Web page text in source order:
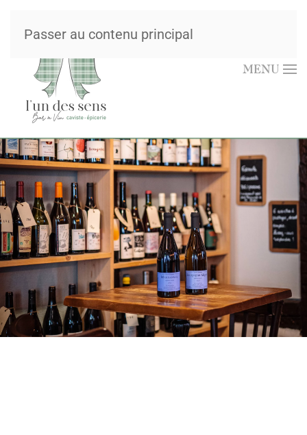
Passer au contenu principal
MENU